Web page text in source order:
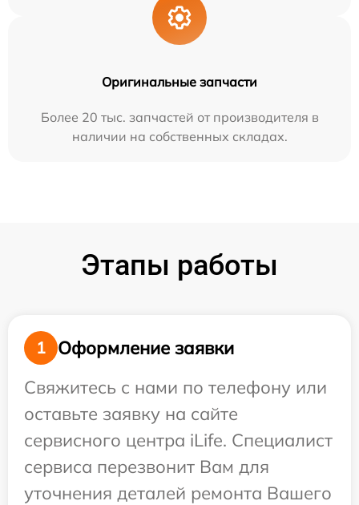
Оригинальные запчасти
Более 20 тыс. запчастей от производителя в
наличии на собственных складах.
Этапы работы
1
Оформление заявки
Свяжитесь с нами по телефону или
оставьте заявку на сайте
сервисного центра iLife. Специалист
сервиса перезвонит Вам для
уточнения деталей ремонта Вашего